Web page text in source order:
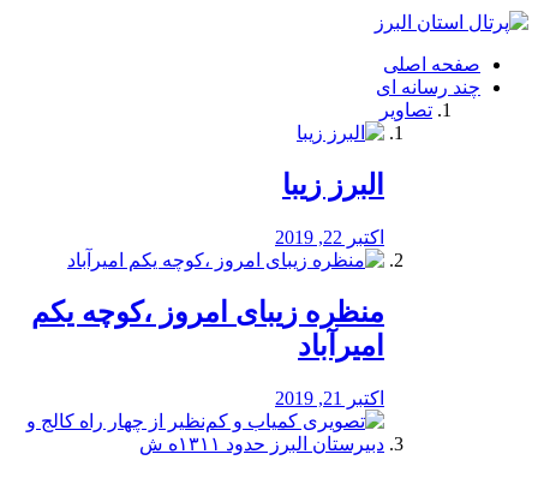
فصد
شرق
تهران
خشکشویی
صفحه اصلی
چند رسانه ای
تصاویر
البرز زیبا
اکتبر 22, 2019
منظره‌‌ زیبای امروز ،کوچه یکم
امیرآباد
اکتبر 21, 2019